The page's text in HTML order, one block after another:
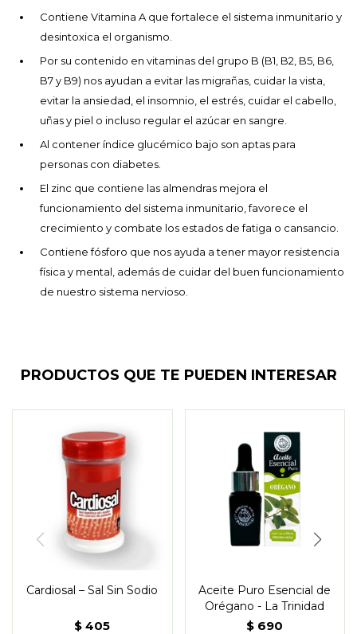
Contiene Vitamina A que fortalece el sistema inmunitario y
desintoxica el organismo.
Por su contenido en vitaminas del grupo B (B1, B2, B5, B6,
B7 y B9) nos ayudan a evitar las migrañas, cuidar la vista,
evitar la ansiedad, el insomnio, el estrés, cuidar el cabello,
uñas y piel o incluso regular el azúcar en sangre.
Al contener índice glucémico bajo son aptas para
personas con diabetes.
El zinc que contiene las almendras mejora el
funcionamiento del sistema inmunitario, favorece el
crecimiento y combate los estados de fatiga o cansancio.
Contiene fósforo que nos ayuda a tener mayor resistencia
física y mental, además de cuidar del buen funcionamiento
de nuestro sistema nervioso.
PRODUCTOS QUE TE PUEDEN INTERESAR
Cardiosal – Sal Sin Sodio
$ 405
Aceite Puro Esencial de
Orégano - La Trinidad
$ 690